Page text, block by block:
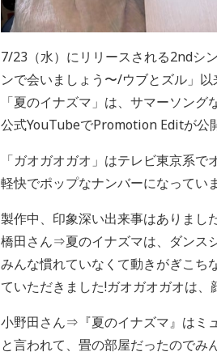
7/23（水）にリリースされる2ndシ
ンで会いましょう〜/ウブとズル」
「夏のイナズマ」は、サマーソング
公式YouTubeでPromotion Editが公
「ガオガオガオ」はテレビ東京系
軽快でポップなナンバーになっていま
製作中、印象深い出来事はありまし
橋田さん⇒夏のイナズマは、ダンス
みんな慣れていなくて動きがぎこち
ていただきました!ガオガオガオは
小野田さん⇒『夏のイナズマ』はミ
と言われて、畳の部屋だったのでみ